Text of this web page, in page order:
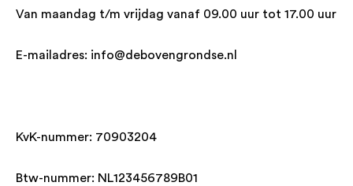
Van maandag t/m vrijdag vanaf 09.00 uur tot 17.00 uur
E-mailadres: info@debovengrondse.nl
KvK-nummer: 70903204
Btw-nummer: NL123456789B01